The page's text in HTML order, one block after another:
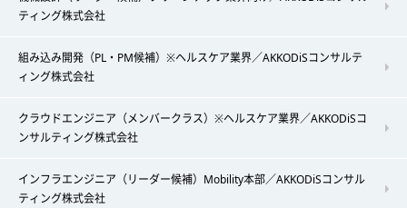
ティング株式会社
組み込み開発（PL・PM候補）※ヘルスケア業界／AKKODiSコンサルテ
ィング株式会社
クラウドエンジニア（メンバークラス）※ヘルスケア業界／AKKODiSコ
ンサルティング株式会社
インフラエンジニア（リーダー候補）Mobility本部／AKKODiSコンサル
ティング株式会社